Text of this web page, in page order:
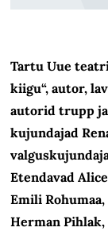
Tartu Uue
kiigu“, autor,
autorid trupp
kujundajad
Etendavad
Emili
Herman